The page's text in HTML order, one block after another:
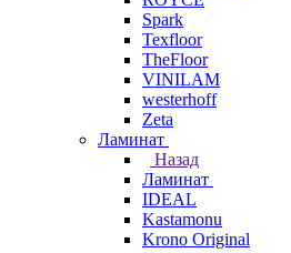
Spark
Texfloor
TheFloor
VINILAM
westerhoff
Zeta
Ламинат
Назад
Ламинат
IDEAL
Kastamonu
Krono Original